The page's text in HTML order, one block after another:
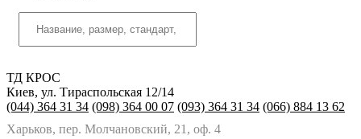
ТД КРОС
Киев, ул. Тираспольская 12/14
(044) 364 31 34 (098) 364 00 07 (093) 364 31 34 (066) 884 13 62
Харьков, пер. Молчановский, 21, оф. 4